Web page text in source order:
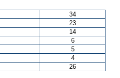
34
23
14
6
5
4
26